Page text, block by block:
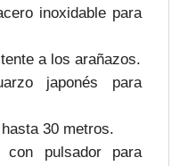
inoxidable para
a los arañazos.
japonés para
30 metros.
con pulsador para